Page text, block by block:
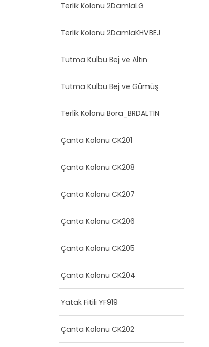
Terlik Kolonu 2DamlaLG
Terlik Kolonu 2DamlaKHVBEJ
Tutma Kulbu Bej ve Altın
Tutma Kulbu Bej ve Gümüş
Terlik Kolonu Bora_BRDALTIN
Çanta Kolonu CK201
Çanta Kolonu CK208
Çanta Kolonu CK207
Çanta Kolonu CK206
Çanta Kolonu CK205
Çanta Kolonu CK204
Yatak Fitili YF919
Çanta Kolonu CK202